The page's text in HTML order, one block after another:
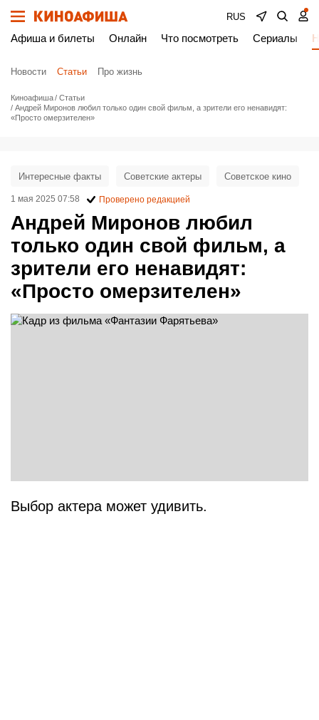
RUS
Афиша и билеты Онлайн Что посмотреть Сериалы
Новости Статьи Про жизнь
Киноафиша
Статьи
Андрей Миронов любил только один свой фильм, а зрители его ненавидят:
«Просто омерзителен»
Андрей Миронов любил
только один свой фильм, а
зрители его ненавидят:
«Просто омерзителен»
Интересные факты Советские актеры Советское кино
1 мая 2025 07:58 Проверено редакцией
Выбор актера может удивить.